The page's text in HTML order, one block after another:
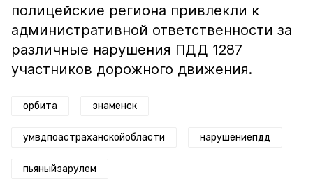
полицейские региона привлекли к
административной ответственности за
различные нарушения ПДД 1287
участников дорожного движения.
орбита знаменск
умвдпоастраханскойобласти нарушениепдд
пьяныйзарулем